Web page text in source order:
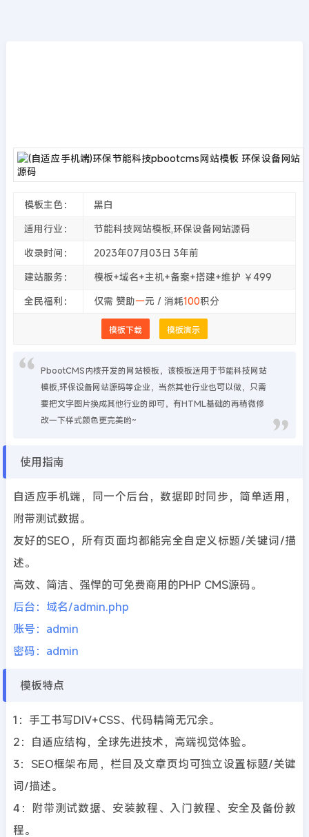
模板主色：
黑白
适用行业：
节能科技网站模板,环保设备网站源码
收录时间：
2023年07月03日 3年前
建站服务：
模板+域名+主机+备案+搭建+维护 ￥499
全民福利：
仅需 赞助一元 / 消耗100积分
模板下载 模板演示
PbootCMS内核开发的网站模板，该模板适用于节能科技网站
模板,环保设备网站源码等企业，当然其他行业也可以做，只需
要把文字图片换成其他行业的即可，有HTML基础的再稍微修
改一下样式颜色更完美哟~
使用指南
自适应手机端，同一个后台，数据即时同步，简单适用，
附带测试数据。
友好的SEO，所有页面均都能完全自定义标题/关键词/描
述。
高效、简洁、强悍的可免费商用的PHP CMS源码。
后台：域名/admin.php
账号：admin
密码：admin
模板特点
1：手工书写DIV+CSS、代码精简无冗余。
2：自适应结构，全球先进技术，高端视觉体验。
3：SEO框架布局，栏目及文章页均可独立设置标题/关键
词/描述。
4：附带测试数据、安装教程、入门教程、安全及备份教
程。